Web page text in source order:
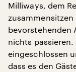
Milliways, dem
bevorstehenden
nichts passieren.
eingeschlossen
dass es den